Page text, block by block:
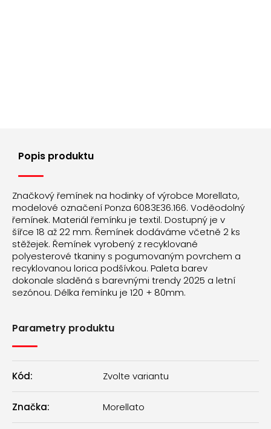
Popis produktu
Značkový řemínek na hodinky of výrobce Morellato,
modelové označení Ponza 6083E36.166. Voděodolný
řemínek. Materiál řemínku je textil. Dostupný je v
šířce 18 až 22 mm. Řemínek dodáváme včetně 2 ks
stěžejek. Řemínek vyrobený z recyklované
polyesterové tkaniny s pogumovaným povrchem a
recyklovanou lorica podšívkou. Paleta barev
dokonale sladěná s barevnými trendy 2025 a letní
sezónou. Délka řemínku je 120 + 80mm.
Parametry produktu
Kód: Zvolte variantu
Značka: Morellato